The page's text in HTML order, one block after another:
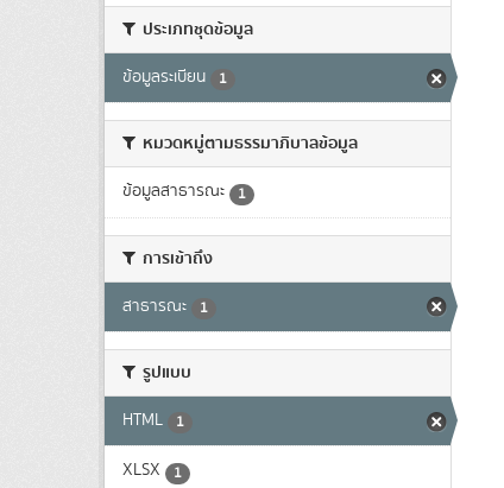
ประเภทชุดข้อมูล
ข้อมูลระเบียน 1
หมวดหมู่ตามธรรมาภิบาลข้อมูล
ข้อมูลสาธารณะ 1
การเข้าถึง
สาธารณะ 1
รูปแบบ
HTML 1
XLSX 1